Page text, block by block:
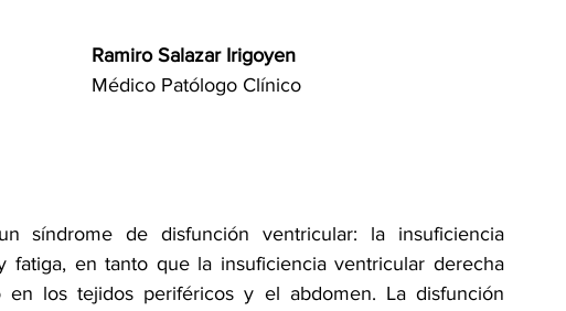
Ramiro Salazar Irigoyen
Médico Patólogo Clínico
síndrome de disfunción ventricular: la insuficiencia
fatiga, en tanto que la insuficiencia ventricular derecha
los tejidos periféricos y el abdomen. La disfunción